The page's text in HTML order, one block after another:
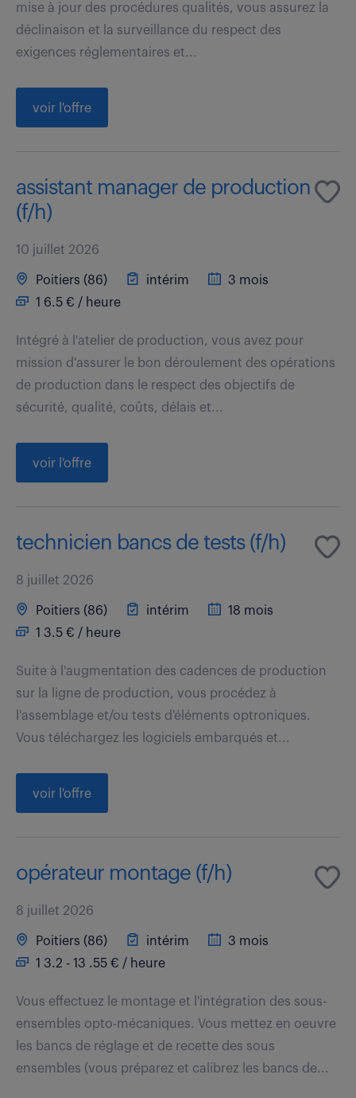
mise à jour des procédures qualités, vous assurez la
déclinaison et la surveillance du respect des
exigences réglementaires et...
voir l'offre
assistant manager de production
(f/h)
10 juillet 2026
Poitiers (86) intérim
3 mois
1 6.5 € / heure
Intégré à l'atelier de production, vous avez pour
mission d'assurer le bon déroulement des opérations
de production dans le respect des objectifs de
sécurité, qualité, coûts, délais et...
voir l'offre
technicien bancs de tests (f/h)
8 juillet 2026
Poitiers (86) intérim
18 mois
1 3.5 € / heure
Suite à l'augmentation des cadences de production
sur la ligne de production, vous procédez à
l'assemblage et/ou tests d'éléments optroniques.
Vous téléchargez les logiciels embarqués et...
voir l'offre
opérateur montage (f/h)
8 juillet 2026
Poitiers (86) intérim
3 mois
1 3.2 - 13 .55 € / heure
Vous effectuez le montage et l'intégration des sous-
ensembles opto-mécaniques. Vous mettez en oeuvre
les bancs de réglage et de recette des sous
ensembles (vous préparez et calibrez les bancs de...